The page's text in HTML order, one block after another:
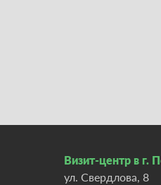
Визит-центр в г.
ул. Свердлова, 8